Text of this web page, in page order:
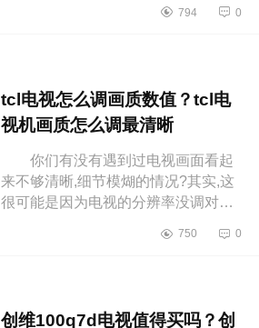
好？酷开P8F怎么样 酷开和小米
794 0
tcl电视怎么调画质数值？tcl电
视机画质怎么调最清晰
你们有没有遇到过电视画面看起
来不够清晰,细节模煳的情况?其实,这
很可能是因为电视的分辨率没调对，
画质数值？tcl电视机画质怎么调最...
750 0
创维100q7d电视值得买吗？创